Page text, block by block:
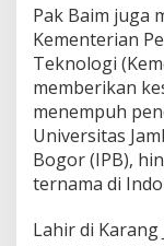
Pak Baim juga
Kementerian
Teknologi
memberikan
menempuh
Universitas
Bogor (IPB),
ternama di
Lahir di Karang